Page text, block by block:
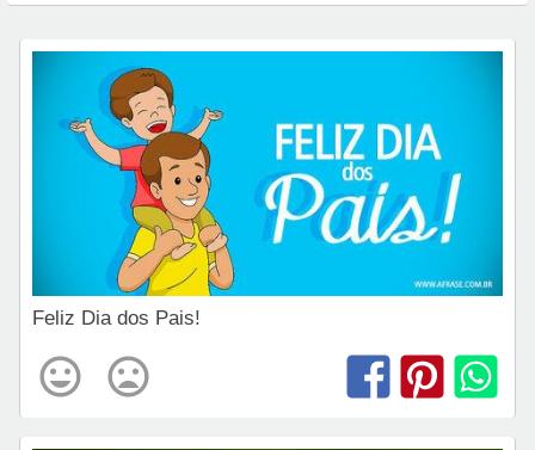
Feliz Dia dos Pais!